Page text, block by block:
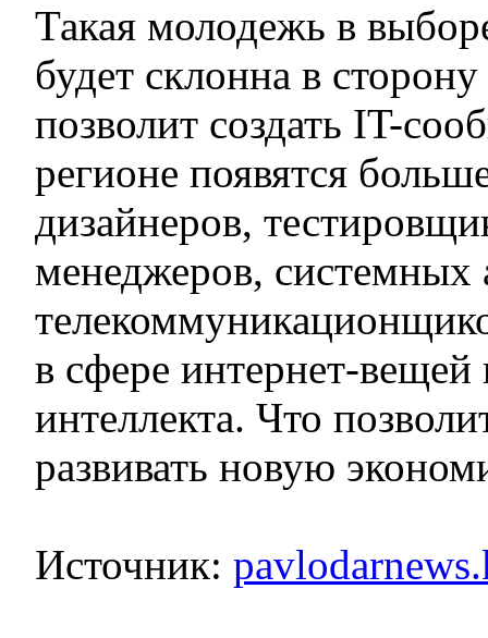
Такая молодежь в
будет склонна в
позволит создать IT-
регионе появятся
дизайнеров,
менеджеров, системных
в сфере интернет-вещей
интеллекта. Что
развивать новую
Источник: